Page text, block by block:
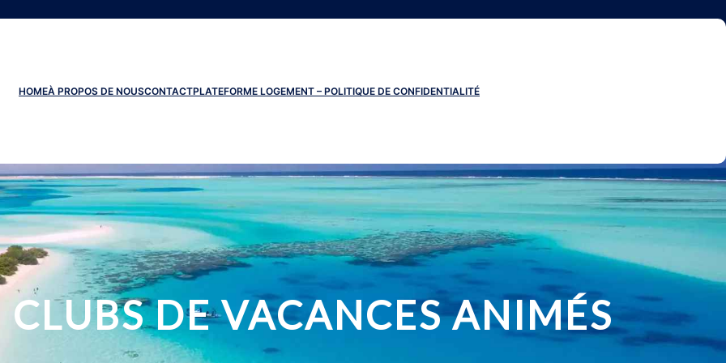
HOMEÀ PROPOS DE NOUSCONTACTPLATEFORME LOGEMENT – POLITIQUE DE CONFIDENTIALITÉ
CLUBS DE VACANCES ANIMÉS